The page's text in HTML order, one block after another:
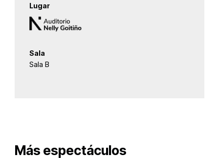
Lugar
Sala
Sala B
Más espectáculos